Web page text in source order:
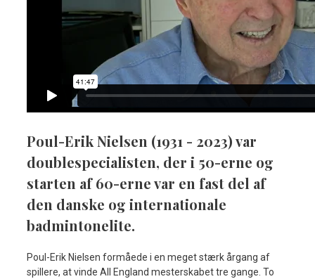
Poul-Erik Nielsen (1931 - 2023) var
doublespecialisten, der i 50-erne og
starten af 60-erne var en fast del af
den danske og internationale
badmintonelite.
Poul-Erik Nielsen formåede i en meget stærk årgang af
spillere, at vinde All England mesterskabet tre gange. To